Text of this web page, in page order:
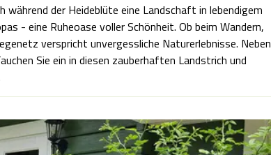
der Heideblüte eine Landschaft in lebendigem
- eine Ruheoase voller Schönheit. Ob beim Wandern,
verspricht unvergessliche Naturerlebnisse. Neben
Sie ein in diesen zauberhaften Landstrich und